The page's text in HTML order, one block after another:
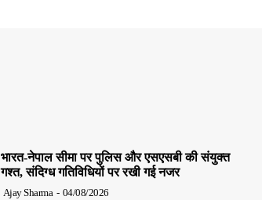
भारत-नेपाल सीमा पर पुलिस और एसएसबी की संयुक्त
गश्त, संदिग्ध गतिविधियों पर रखी गई नजर
Ajay Sharma - 04/08/2026